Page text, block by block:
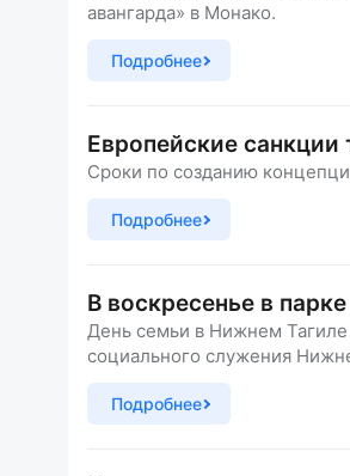
авангарда» в Монако.
Подробнее
Европейские
Сроки по созданию
Подробнее
В воскресенье в
День семьи в Нижнем Тагиле
социального служения
Подробнее